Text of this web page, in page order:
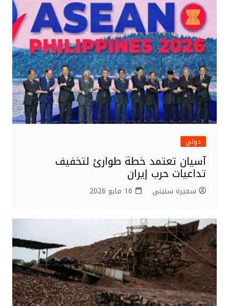
دولي
آسيان تعتمد خطة طوارئ لتخفيف
تداعيات حرب إيران
سميرة سنيني 16 مايو 2026